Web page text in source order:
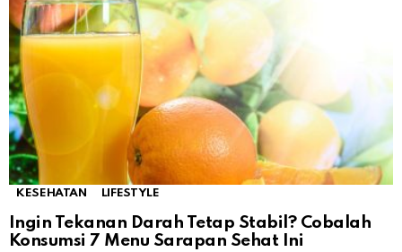
KESEHATAN LIFESTYLE
Ingin Tekanan Darah Tetap Stabil? Cobalah
Konsumsi 7 Menu Sarapan Sehat Ini